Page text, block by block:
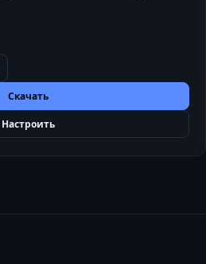
Скачать
Настроить